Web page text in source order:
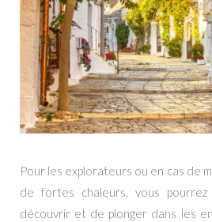
Pour les explorateurs ou en cas de
de fortes chaleurs, vous
découvrir et de plonger dans les